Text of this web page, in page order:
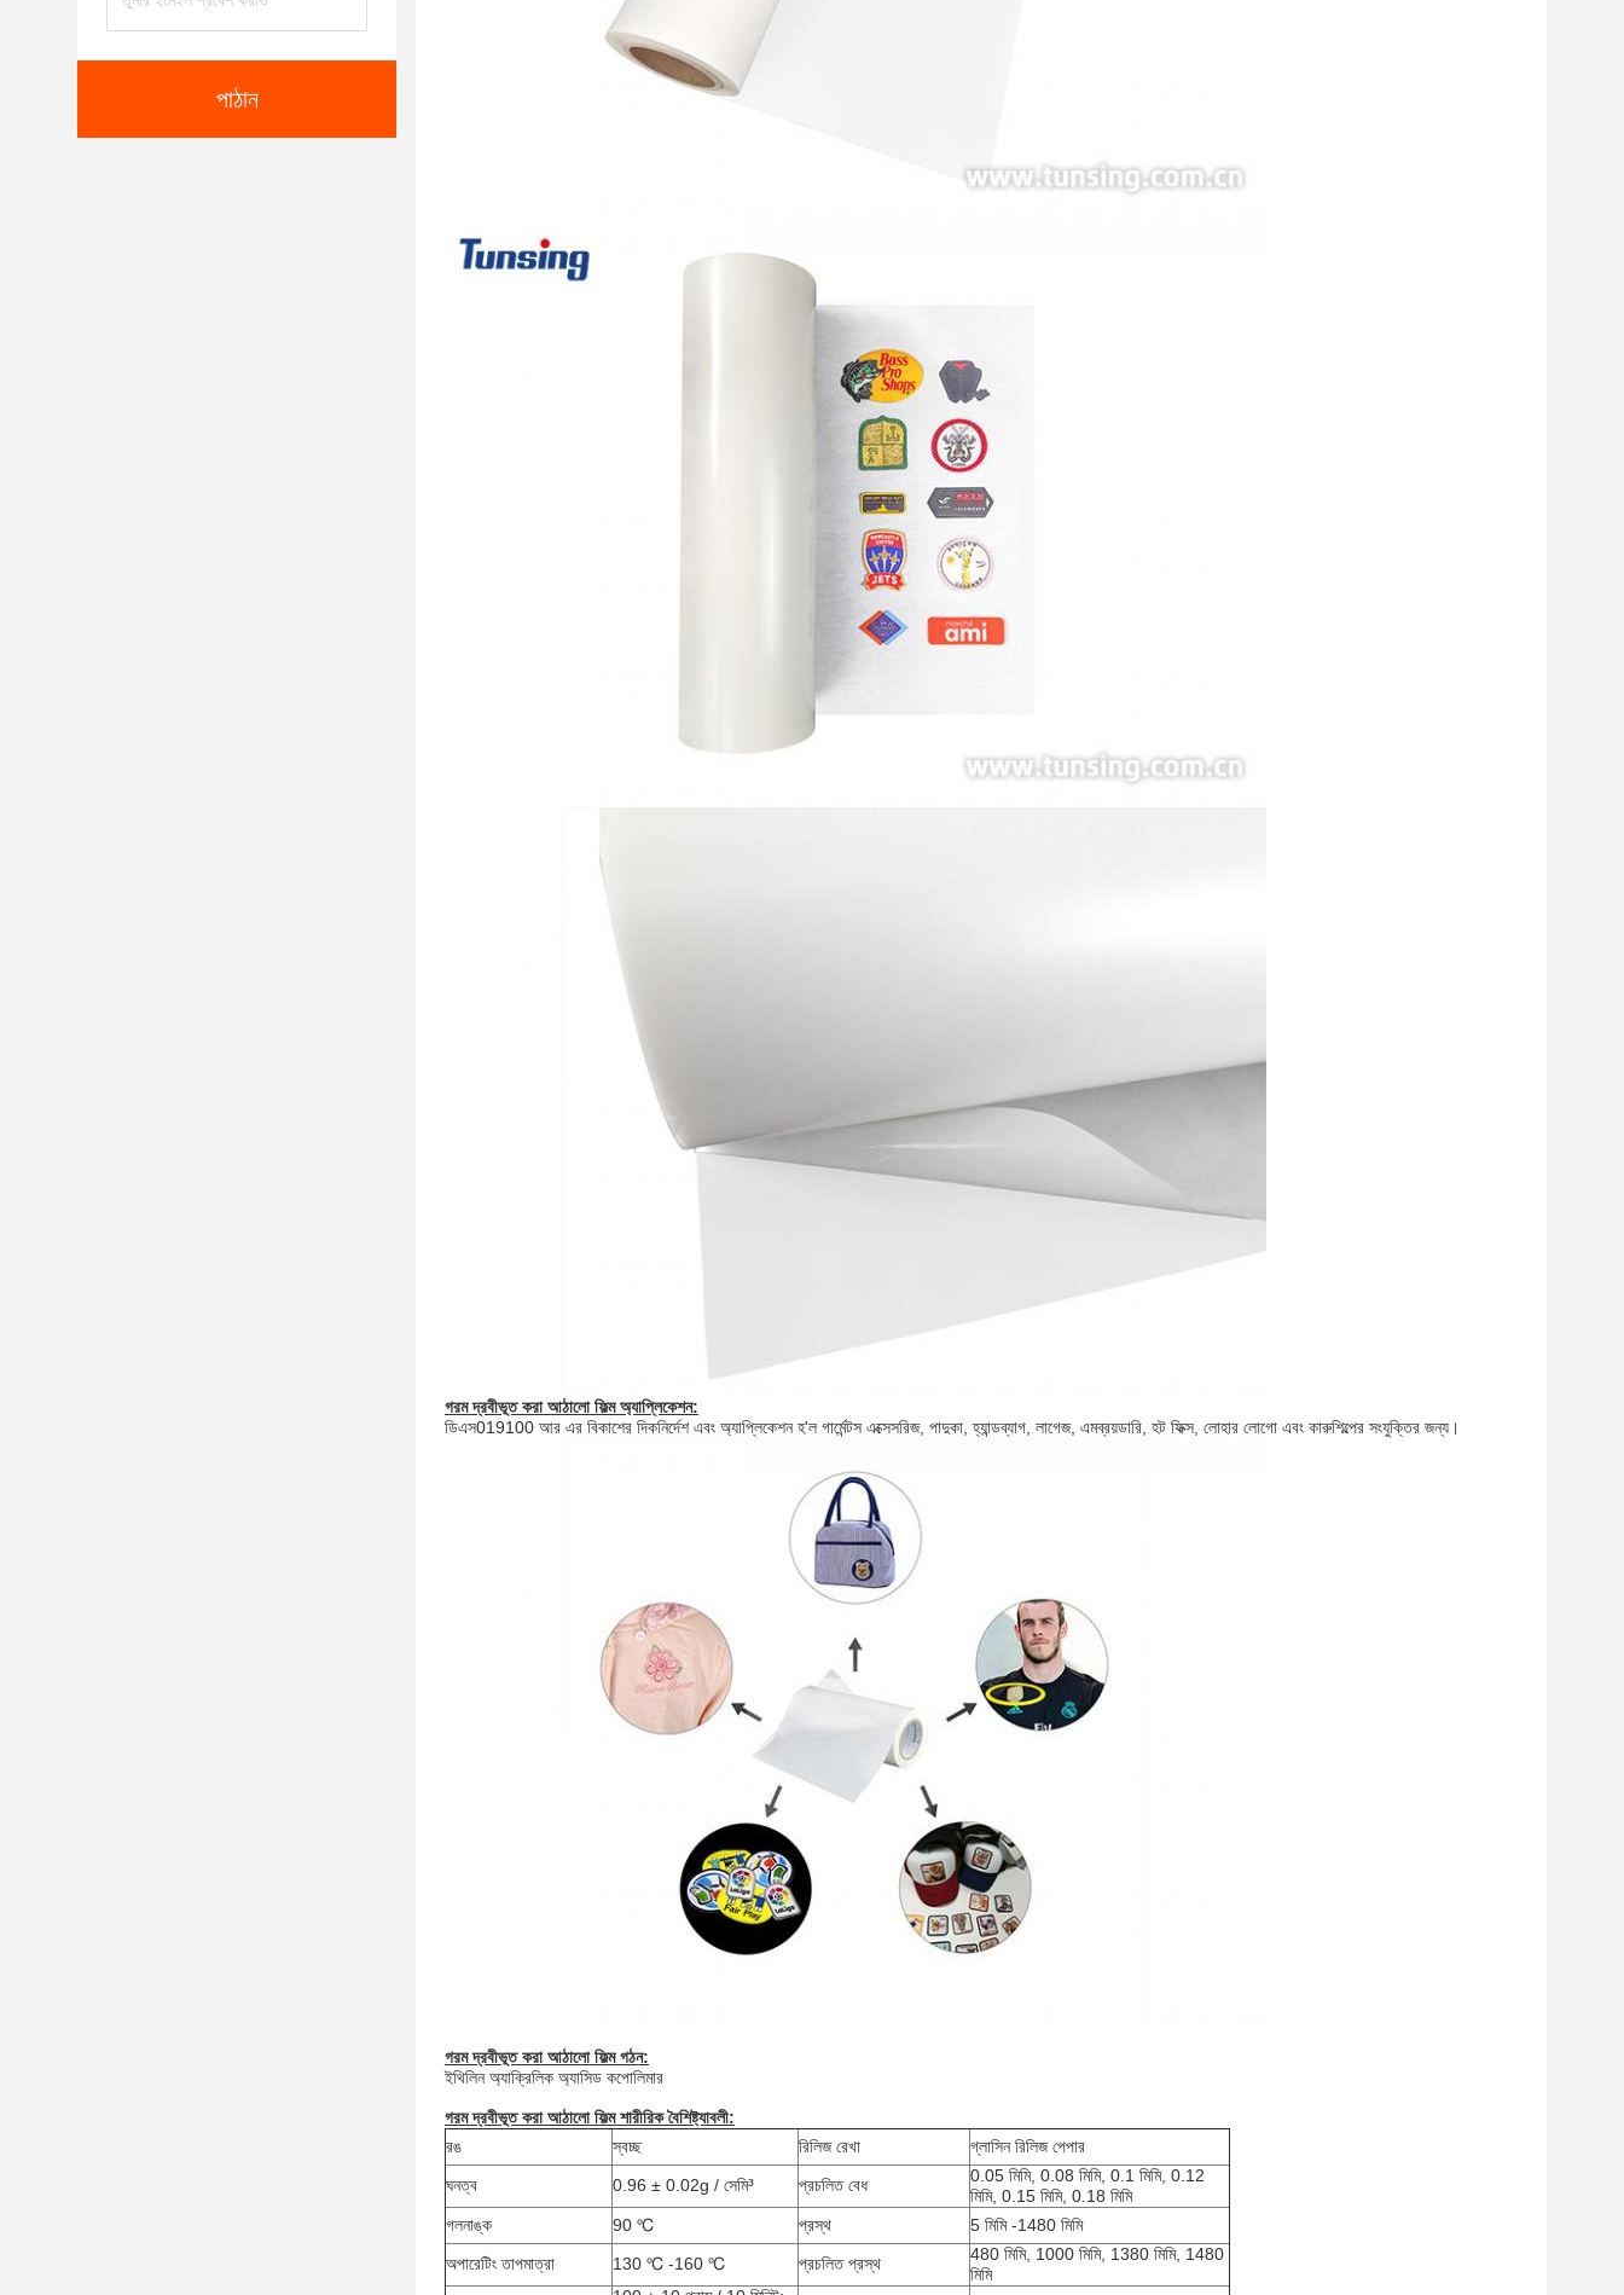
পাঠান
গরম দ্রবীভূত করা আঠালো ফিল্মঅ্যাপ্লিকেশন:
ডিএস019100 আর এর বিকাশের দিকনির্দেশ এবং অ্যাপ্লিকেশন হ'ল গার্মেন্টস এক্সেসরিজ, পাদুকা, হ্যান্ডব্যাগ, লাগেজ, এমব্রয়ডারি, হট ফিক্স, লোহার লোগো এবং কারুশিল্পের সংযুক্তির জন্য।
গরম দ্রবীভূত করা আঠালো ফিল্ম গঠন:
ইথিলিন অ্যাক্রিলিক অ্যাসিড কপোলিমার
গরম দ্রবীভূত করা আঠালো ফিল্ম শারীরিক বৈশিষ্ট্যাবলী:
রঙ
স্বচ্ছ রিলিজ রেখা
গ্লাসিন রিলিজ পেপার
ঘনত্ব
0.96 ± 0.02g / সেমি³ প্রচলিত বেধ
0.05 মিমি, 0.08 মিমি, 0.1 মিমি, 0.12
মিমি, 0.15 মিমি, 0.18 মিমি
গলনাঙ্ক
90 ℃ প্রস্থ
5 মিমি -1480 মিমি
অপারেটিং তাপমাত্রা
130 ℃ -160 ℃ প্রচলিত প্রস্থ
480 মিমি, 1000 মিমি, 1380 মিমি, 1480
মিমি